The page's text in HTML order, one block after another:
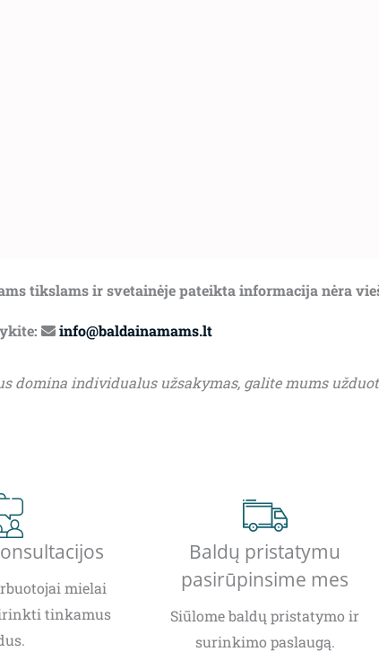
tikslams ir svetainėje pateikta informacija nėra
info@baldainamams.lt
domina individualus užsakymas, galite mums
mielai
tinkamus
Baldų pristatymu
pasirūpinsime mes
Siūlome baldų pristatymo ir
surinkimo paslaugą.